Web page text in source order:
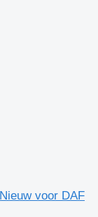
voor DAF